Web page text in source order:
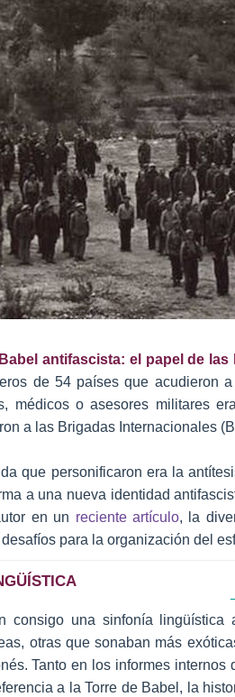
antifascista: el papel de
de 54 países que acudieron
médicos o asesores militares
a las Brigadas Internacionales
que personificaron era la
a una nueva identidad
en un reciente artículo, la
para la organización del
consigo una sinfonía
otras que sonaban más
Tanto en los informes
a la Torre de Babel, la